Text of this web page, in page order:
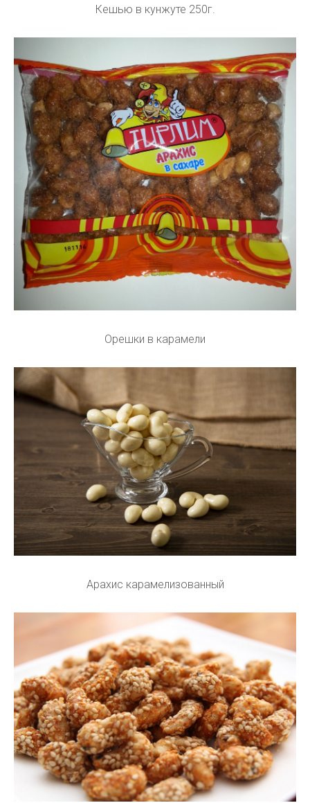
Кешью в кунжуте 250г.
Орешки в карамели
Арахис карамелизованный